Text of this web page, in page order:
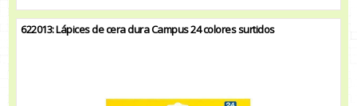
622013: Lápices de cera dura Campus 24 colores surtidos